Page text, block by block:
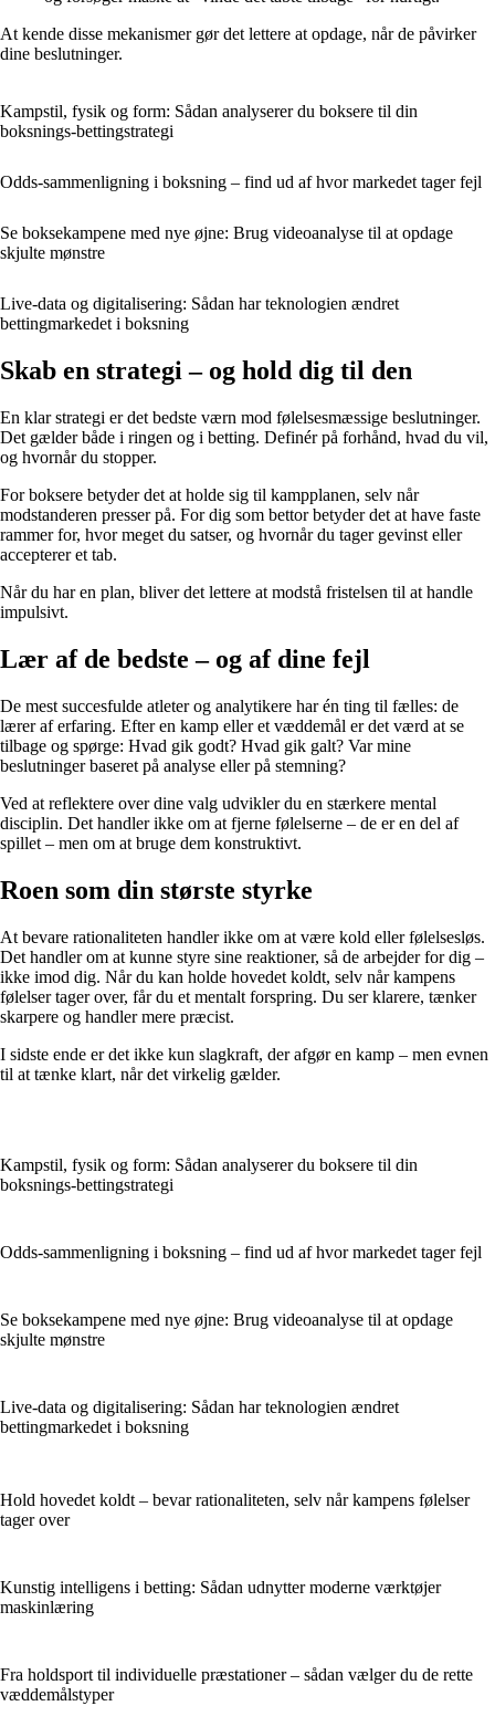
At kende disse mekanismer gør det lettere at opdage, når de påvirker
dine beslutninger.
Kampstil, fysik og form: Sådan analyserer du boksere til din
boksnings-bettingstrategi
Odds-sammenligning i boksning – find ud af hvor markedet tager fejl
Se boksekampene med nye øjne: Brug videoanalyse til at opdage
skjulte mønstre
Live-data og digitalisering: Sådan har teknologien ændret
bettingmarkedet i boksning
Skab en strategi – og hold dig til den
En klar strategi er det bedste værn mod følelsesmæssige beslutninger.
Det gælder både i ringen og i betting. Definér på forhånd, hvad du vil,
og hvornår du stopper.
For boksere betyder det at holde sig til kampplanen, selv når
modstanderen presser på. For dig som bettor betyder det at have faste
rammer for, hvor meget du satser, og hvornår du tager gevinst eller
accepterer et tab.
Når du har en plan, bliver det lettere at modstå fristelsen til at handle
impulsivt.
Lær af de bedste – og af dine fejl
De mest succesfulde atleter og analytikere har én ting til fælles: de
lærer af erfaring. Efter en kamp eller et væddemål er det værd at se
tilbage og spørge: Hvad gik godt? Hvad gik galt? Var mine
beslutninger baseret på analyse eller på stemning?
Ved at reflektere over dine valg udvikler du en stærkere mental
disciplin. Det handler ikke om at fjerne følelserne – de er en del af
spillet – men om at bruge dem konstruktivt.
Roen som din største styrke
At bevare rationaliteten handler ikke om at være kold eller følelsesløs.
Det handler om at kunne styre sine reaktioner, så de arbejder for dig –
ikke imod dig. Når du kan holde hovedet koldt, selv når kampens
følelser tager over, får du et mentalt forspring. Du ser klarere, tænker
skarpere og handler mere præcist.
I sidste ende er det ikke kun slagkraft, der afgør en kamp – men evnen
til at tænke klart, når det virkelig gælder.
Kampstil, fysik og form: Sådan analyserer du boksere til din
boksnings-bettingstrategi
Odds-sammenligning i boksning – find ud af hvor markedet tager fejl
Se boksekampene med nye øjne: Brug videoanalyse til at opdage
skjulte mønstre
Live-data og digitalisering: Sådan har teknologien ændret
bettingmarkedet i boksning
Hold hovedet koldt – bevar rationaliteten, selv når kampens følelser
tager over
Kunstig intelligens i betting: Sådan udnytter moderne værktøjer
maskinlæring
Fra holdsport til individuelle præstationer – sådan vælger du de rette
væddemålstyper